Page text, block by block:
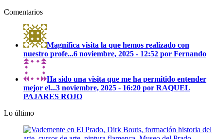
Comentarios
Magnífica visita la que hemos realizado con
nuestro profe...6 noviembre, 2025 - 12:52 por Fernando
Ha sido una visita que me ha permitido entender
mejor el...3 noviembre, 2025 - 16:20 por RAQUEL
PAJARES ROJO
Lo último